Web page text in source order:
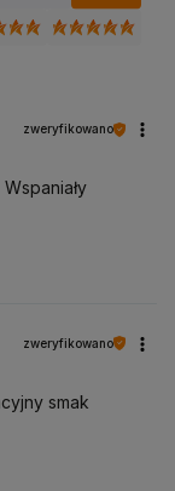
zweryfikowano
zweryfikowano
smak